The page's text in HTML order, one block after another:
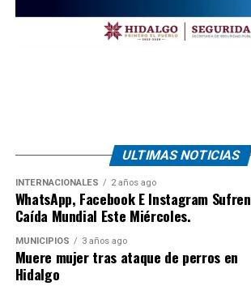
ULTIMAS NOTICIAS
INTERNACIONALES 2 años ago
WhatsApp, Facebook E Instagram Sufren
Caída Mundial Este Miércoles.
MUNICIPIOS 3 años ago
Muere mujer tras ataque de perros en
Hidalgo